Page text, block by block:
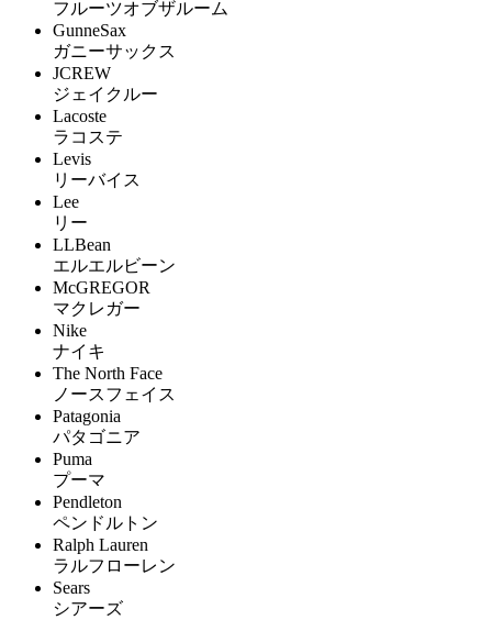
フルーツオブザルーム
GunneSax
ガニーサックス
JCREW
ジェイクルー
Lacoste
ラコステ
Levis
リーバイス
Lee
リー
LLBean
エルエルビーン
McGREGOR
マクレガー
Nike
ナイキ
The North Face
ノースフェイス
Patagonia
パタゴニア
Puma
プーマ
Pendleton
ペンドルトン
Ralph Lauren
ラルフローレン
Sears
シアーズ